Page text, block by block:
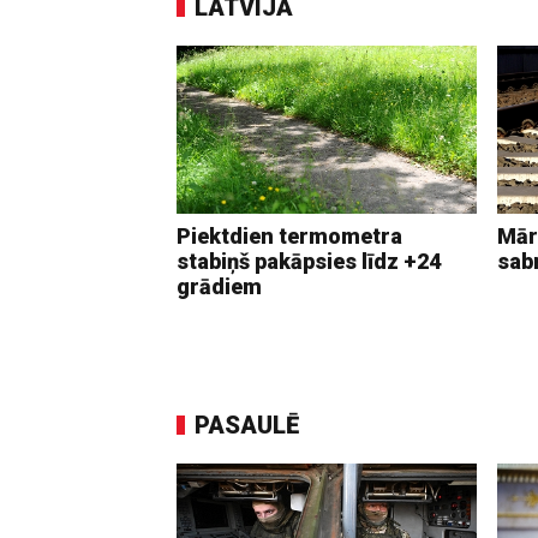
LATVIJĀ
Piektdien termometra
stabiņš pakāpsies līdz +24
grādiem
PASAULĒ